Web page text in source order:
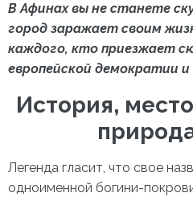
В Афинах вы не станете
город заражает своим
каждого, кто приезжает
европейской демократии и
История,
Легенда гласит, что свое
одноименной богини-